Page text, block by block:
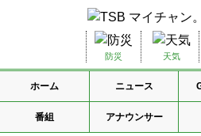
防災 天気
ホーム ニュース
番組 アナウンサー